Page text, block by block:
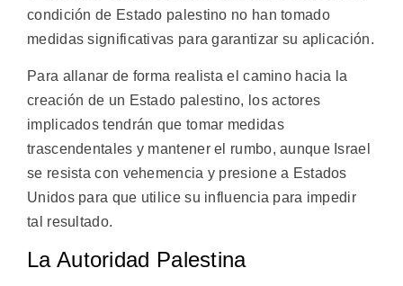
condición de Estado palestino no han tomado
medidas significativas para garantizar su aplicación.
Para allanar de forma realista el camino hacia la
creación de un Estado palestino, los actores
implicados tendrán que tomar medidas
trascendentales y mantener el rumbo, aunque Israel
se resista con vehemencia y presione a Estados
Unidos para que utilice su influencia para impedir
tal resultado.
La Autoridad Palestina